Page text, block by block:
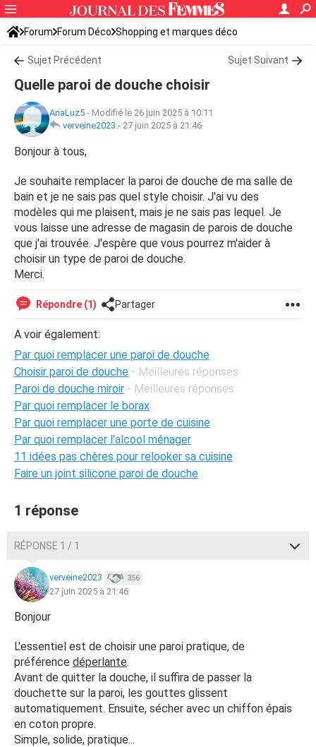
Forum Forum Déco Shopping et marques déco
Sujet Précédent Sujet Suivant
Quelle paroi de douche choisir
AnaLuz5 - Modifié le 26 juin 2025 à 10:11
verveine2023 - 27 juin 2025 à 21:46
Bonjour à tous,
Je souhaite remplacer la paroi de douche de ma salle de
bain et je ne sais pas quel style choisir. J'ai vu des
modèles qui me plaisent, mais je ne sais pas lequel. Je
vous laisse une adresse de magasin de parois de douche
que j'ai trouvée. J'espère que vous pourrez m'aider à
choisir un type de paroi de douche.
Merci.
Répondre (1) Partager
A voir également:
Par quoi remplacer une paroi de douche
Choisir paroi de douche - Meilleures réponses
Paroi de douche miroir - Meilleures réponses
Par quoi remplacer le borax
Par quoi remplacer une porte de cuisine
Par quoi remplacer l'alcool ménager
11 idées pas chères pour relooker sa cuisine
Faire un joint silicone paroi de douche
1 réponse
RÉPONSE 1 / 1
verveine2023 356
27 juin 2025 à 21:46
Bonjour
L'essentiel est de choisir une paroi pratique, de
préférence déperlante.
Avant de quitter la douche, il suffira de passer la
douchette sur la paroi, les gouttes glissent
automatiquement. Ensuite, sécher avec un chiffon épais
en coton propre.
Simple, solide, pratique...